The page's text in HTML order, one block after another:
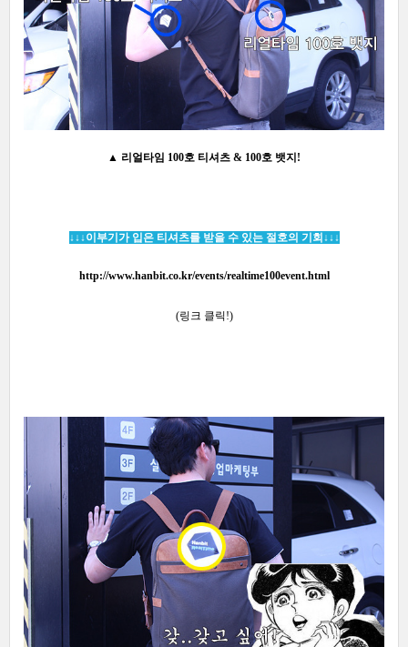
▲ 리얼타임 100호 티셔츠 & 100호 뱃지!
↓↓↓이부기가 입은 티셔츠를받을 수 있는 절호의 기회↓↓↓
http://www.hanbit.co.kr/events/realtime100event.html
(링크 클릭!)